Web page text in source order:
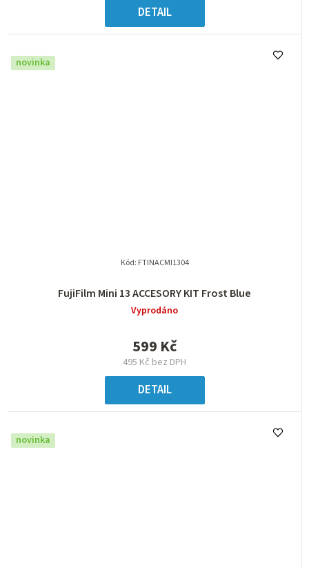
DETAIL
novinka
FujiFilm Mini 13 ACCESORY KIT Frost Blue
Vyprodáno
495 Kč bez DPH
599 Kč
DETAIL
Kód: FTINACMI1304
novinka